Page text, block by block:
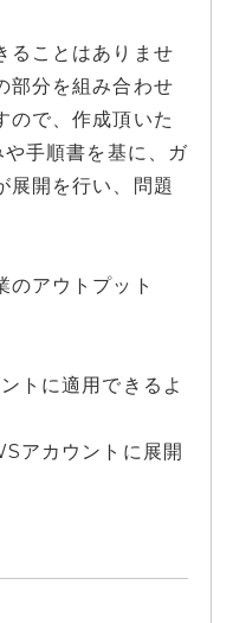
ことはありませ
部分を組み合わせ
ので、作成頂いた
手順書を基に、ガ
展開を行い、問題
のアウトプット
に適用できるよ
カウントに展開